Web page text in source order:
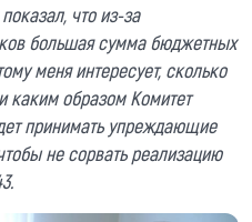
что из-за
большая сумма бюджетных
меня интересует, сколько
каким образом Комитет
принимать упреждающие
не сорвать реализацию